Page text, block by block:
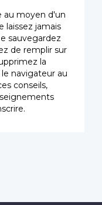
au moyen d'un
laissez jamais
sauvegardez
de remplir sur
la
navigateur au
conseils,